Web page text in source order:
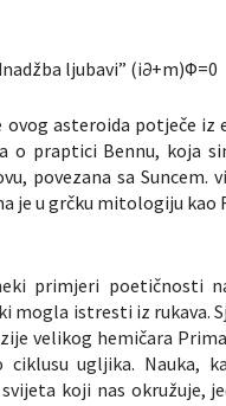
ljubavi” (i∂+m)Φ=0
ovog asteroida potječe iz
o praptici Bennu, koja
povezana sa Suncem.
je u grčku mitologiju kao
primjeri poetičnosti
mogla istresti iz rukava.
velikog hemičara
ciklusu ugljika. Nauka,
koji nas okružuje,